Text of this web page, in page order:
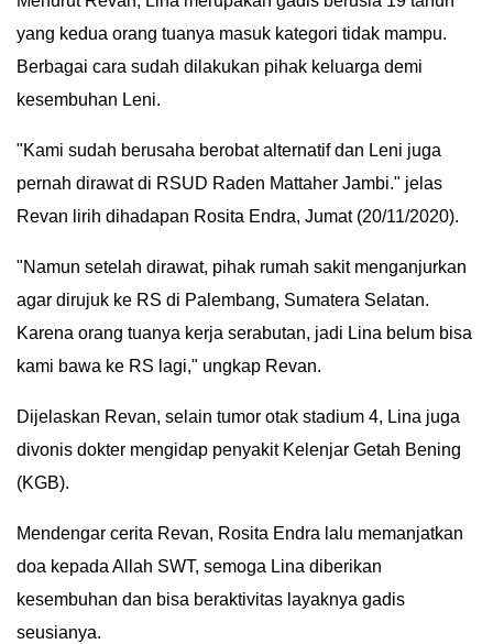
ADVERTORIAL
BERITA
yang kedua orang tuanya masuk kategori tidak mampu.
Berbagai cara sudah dilakukan pihak keluarga demi
kesembuhan Leni.
"Kami sudah berusaha berobat alternatif dan Leni juga
pernah dirawat di RSUD Raden Mattaher Jambi." jelas
Revan lirih dihadapan Rosita Endra, Jumat (20/11/2020).
"Namun setelah dirawat, pihak rumah sakit menganjurkan
agar dirujuk ke RS di Palembang, Sumatera Selatan.
Karena orang tuanya kerja serabutan, jadi Lina belum bisa
kami bawa ke RS lagi," ungkap Revan.
Dijelaskan Revan, selain tumor otak stadium 4, Lina juga
divonis dokter mengidap penyakit Kelenjar Getah Bening
(KGB).
Mendengar cerita Revan, Rosita Endra lalu memanjatkan
doa kepada Allah SWT, semoga Lina diberikan
kesembuhan dan bisa beraktivitas layaknya gadis
seusianya.